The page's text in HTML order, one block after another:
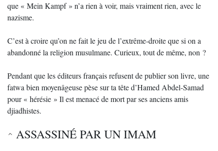
que « Mein Kampf » n’a rien à voir, mais vraiment rien, avec le
nazisme.
C’est à croire qu’on ne fait le jeu de l’extrême-droite que si on a
abandonné la religion musulmane. Curieux, tout de même, non ?
Pendant que les éditeurs français refusent de publier son livre, une
fatwa bien moyenâgeuse pèse sur ta tête d’Hamed Abdel-Samad
pour « hérésie » Il est menacé de mort par ses anciens amis
djiadhistes.
ASSASSINÉ PAR UN IMAM